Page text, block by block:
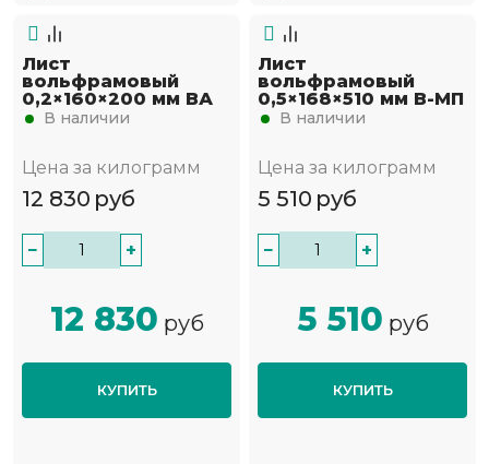
Лист
вольфрамовый
0,2×160×200 мм ВА
В наличии
Цена за килограмм
12 830 руб
− +
12 830 руб
КУПИТЬ
Лист
вольфрамовый
0,5×168×510 мм В-МП
В наличии
Цена за килограмм
5 510 руб
− +
5 510 руб
КУПИТЬ